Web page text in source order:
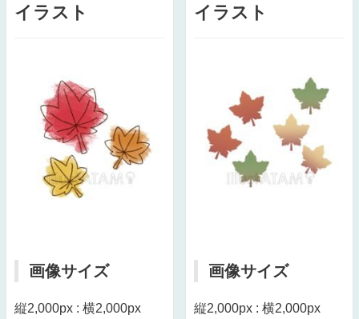
イラスト
画像サイズ
縦2,000px : 横2,000px
イラスト
画像サイズ
縦2,000px : 横2,000px